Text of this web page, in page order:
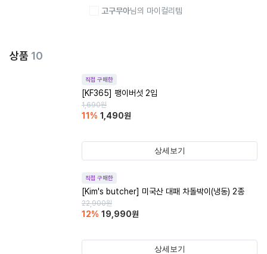
고구무아님의 마이컬리템
상품 10
직접 구매한
[KF365] 팽이버섯 2입
1,690원
11 % 1,490원
상세보기
직접 구매한
[Kim's butcher] 미국산 대패 차돌박이(냉동) 2종
22,900원
12% 19,990원
상세보기